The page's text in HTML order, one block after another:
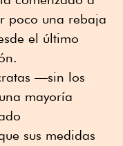
poco una rebaja
el último
—sin los
mayoría
sus medidas